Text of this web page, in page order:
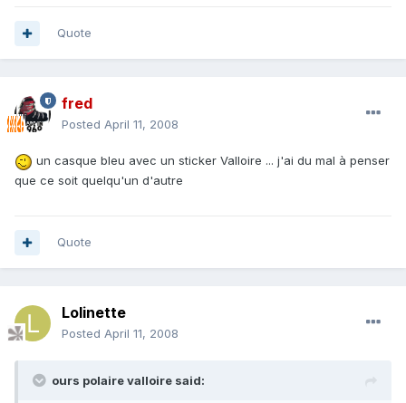
Quote
fred
Posted April 11, 2008
un casque bleu avec un sticker Valloire ... j'ai du mal à penser
que ce soit quelqu'un d'autre
Quote
Lolinette
Posted April 11, 2008
ours polaire valloire said: